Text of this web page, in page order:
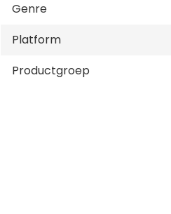
Genre
Platform
Productgroep